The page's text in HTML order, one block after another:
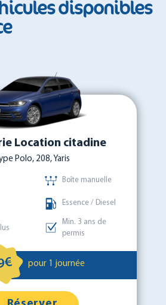
disponibles
Location citadine
Polo, 208, Yaris
Boîte manuelle
Essence / Diesel
Min. 3 ans de
permis
pour 1 journée